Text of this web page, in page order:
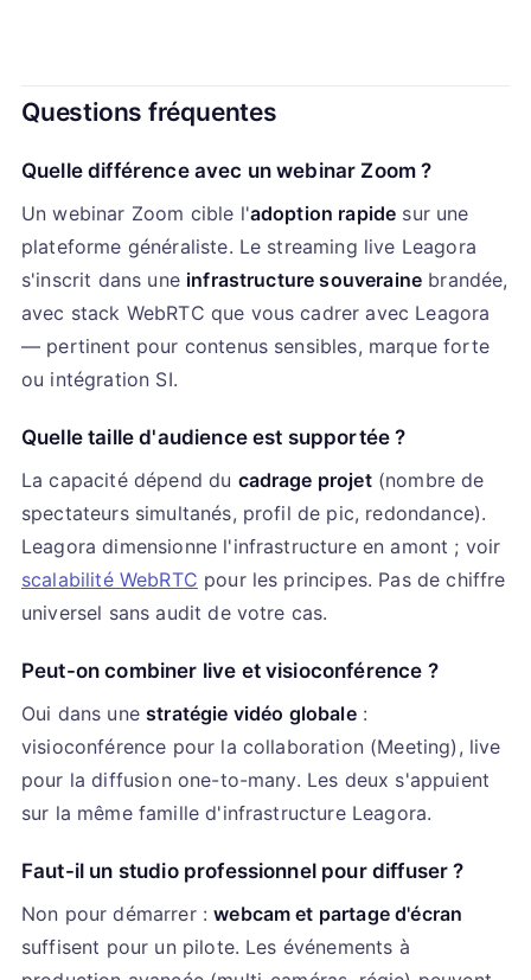
Questions fréquentes
Quelle différence avec un webinar Zoom ?
Un webinar Zoom cible l'adoption rapide sur une
plateforme généraliste. Le streaming live Leagora
s'inscrit dans une infrastructure souveraine brandée,
avec stack WebRTC que vous cadrer avec Leagora
— pertinent pour contenus sensibles, marque forte
ou intégration SI.
Quelle taille d'audience est supportée ?
La capacité dépend du cadrage projet(nombre de
spectateurs simultanés, profil de pic, redondance).
Leagora dimensionne l'infrastructure en amont ; voir
scalabilité WebRTC pour les principes. Pas de chiffre
universel sans audit de votre cas.
Peut-on combiner live et visioconférence ?
Oui dans unestratégie vidéo globale:
visioconférence pour la collaboration (Meeting), live
pour la diffusion one-to-many. Les deux s'appuient
sur la même famille d'infrastructure Leagora.
Faut-il un studio professionnel pour diffuser ?
Non pour démarrer :webcam et partage d'écran
suffisent pour un pilote. Les événements à